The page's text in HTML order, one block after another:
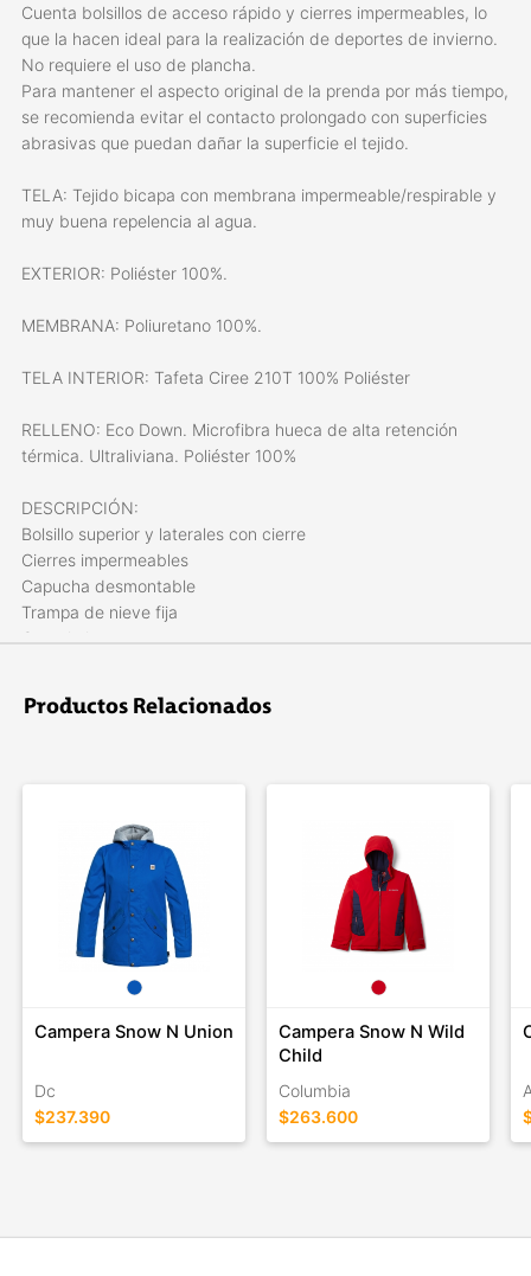
Cuenta bolsillos de acceso rápido y cierres impermeables, lo
que la hacen ideal para la realización de deportes de invierno.
No requiere el uso de plancha.
Para mantener el aspecto original de la prenda por más tiempo,
se recomienda evitar el contacto prolongado con superficies
abrasivas que puedan dañar la superficie el tejido.
TELA: Tejido bicapa con membrana impermeable/respirable y
muy buena repelencia al agua.
EXTERIOR: Poliéster 100%.
MEMBRANA: Poliuretano 100%.
TELA INTERIOR: Tafeta Ciree 210T 100% Poliéster
RELLENO: Eco Down. Microfibra hueca de alta retención
térmica. Ultraliviana. Poliéster 100%
DESCRIPCIÓN:
Bolsillo superior y laterales con cierre
Cierres impermeables
Capucha desmontable
Trampa de nieve fija
Guantin interno
Productos Relacionados
Campera Snow N Union
Dc
$237.390
Campera Snow N Wild
Child
Columbia
$263.600